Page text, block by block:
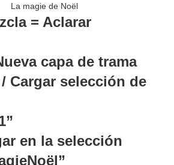
= Aclarar
capa de trama
Cargar selección de
en la selección